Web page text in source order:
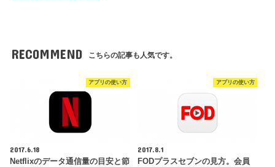
RECOMMEND こちらの記事も人気です。
アプリの使い方
2017.6.18
Netflixのデータ通信量の目安と節
アプリの使い方
2017.8.1
FODプラスセブンの見方。会員